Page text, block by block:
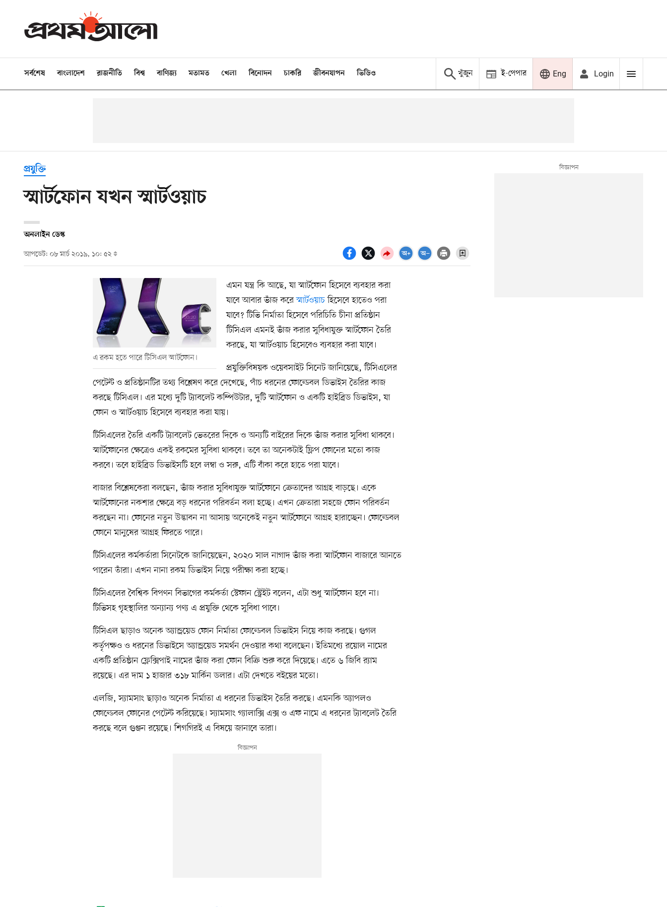
সর্বশেষ বাংলাদেশ রাজনীতি বিশ্ব বাণিজ্য মতামত খেলা বিনোদন চাকরি জীবনযাপন ভিডিও খুঁজুন ই-পেপার Eng Login
প্রযুক্তি
স্মার্টফোন যখন স্মার্টওয়াচ
অনলাইন ডেস্ক
আপডেট: ০৮ মার্চ ২০১৯, ১০: ৫২
এ রকম হতে পারে টিসিএল স্মার্টফোন।
এমন যন্ত্র কি আছে, যা স্মার্টফোন হিসেবে ব্যবহার করা
যাবে আবার ভাঁজ করেস্মার্টওয়াচহিসেবে হাতেও পরা
যাবে? টিভি নির্মাতা হিসেবে পরিচিতি চীনা প্রতিষ্ঠান
টিসিএল এমনই ভাঁজ করার সুবিধাযুক্ত স্মার্টফোন তৈরি
করছে, যা স্মার্টওয়াচ হিসেবেও ব্যবহার করা যাবে।
প্রযুক্তিবিষয়ক ওয়েবসাইট সিনেট জানিয়েছে, টিসিএলের
পেটেন্ট ও প্রতিষ্ঠানটির তথ্য বিশ্লেষণ করে দেখেছে, পাঁচ ধরনের ফোল্ডেবল ডিভাইস তৈরির কাজ
করছে টিসিএল। এর মধ্যে দুটি ট্যাবলেট কম্পিউটার, দুটি স্মার্টফোন ও একটি হাইব্রিড ডিভাইস, যা
ফোন ও স্মার্টওয়াচ হিসেবে ব্যবহার করা যায়।
টিসিএলের তৈরি একটি ট্যাবলেট ভেতরের দিকে ও অন্যটি বাইরের দিকে ভাঁজ করার সুবিধা থাকবে।
স্মার্টফোনের ক্ষেত্রেও একই রকমের সুবিধা থাকবে। তবে তা অনেকটাই ফ্লিপ ফোনের মতো কাজ
করবে। তবে হাইব্রিড ডিভাইসটি হবে লম্বা ও সরু, এটি বাঁকা করে হাতে পরা যাবে।
বাজার বিশ্লেষকেরা বলছেন, ভাঁজ করার সুবিধাযুক্ত স্মার্টফোনে ক্রেতাদের আগ্রহ বাড়ছে। একে
স্মার্টফোনের নকশার ক্ষেত্রে বড় ধরনের পরিবর্তন বলা হচ্ছে। এখন ক্রেতারা সহজে ফোন পরিবর্তন
করছেন না। ফোনের নতুন উদ্ভাবন না আসায় অনেকেই নতুন স্মার্টফোনে আগ্রহ হারাচ্ছেন। ফোল্ডেবল
ফোনে মানুষের আগ্রহ ফিরতে পারে।
টিসিএলের কর্মকর্তারা সিনেটকে জানিয়েছেন, ২০২০ সাল নাগাদ ভাঁজ করা স্মার্টফোন বাজারে আনতে
পারেন তাঁরা। এখন নানা রকম ডিভাইস নিয়ে পরীক্ষা করা হচ্ছে।
টিসিএলের বৈশ্বিক বিপণন বিভাগের কর্মকর্তা স্টেফান স্ট্রেইট বলেন, এটা শুধু স্মার্টফোন হবে না।
টিভিসহ গৃহস্থালির অন্যান্য পণ্য এ প্রযুক্তি থেকে সুবিধা পাবে।
টিসিএল ছাড়াও অনেক অ্যান্ড্রয়েড ফোন নির্মাতা ফোল্ডেবল ডিভাইস নিয়ে কাজ করছে। গুগল
কর্তৃপক্ষও ও ধরনের ডিভাইসে অ্যান্ড্রয়েড সমর্থন দেওয়ার কথা বলেছেন। ইতিমধ্যে রয়োল নামের
একটি প্রতিষ্ঠান ফ্লেক্সিপাই নামের ভাঁজ করা ফোন বিক্রি শুরু করে দিয়েছে। এতে ৬ জিবি র‍্যাম
রয়েছে। এর দাম ১ হাজার ৩১৮ মার্কিন ডলার। এটা দেখতে বইয়ের মতো।
এলজি, স্যামসাং ছাড়াও অনেক নির্মাতা এ ধরনের ডিভাইস তৈরি করছে। এমনকি অ্যাপলও
ফোল্ডেবল ফোনের পেটেন্ট করিয়েছে। স্যামসাং গ্যালাক্সি এক্স ও এফ নামে এ ধরনের ট্যাবলেট তৈরি
করছে বলে গুঞ্জন রয়েছে। শিগগিরই এ বিষয়ে জানাবে তারা।